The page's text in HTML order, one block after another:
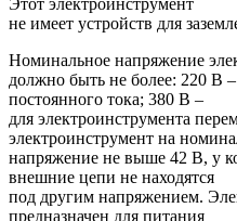
Этот электроинструмент
не имеет устройств для
Номинальное напряжение
должно быть не более: 220 В
постоянного тока; 380 В –
для электроинструмента
электроинструмент на
напряжение не выше 42 В, у
внешние цепи не находятся
под другим напряжением.
предназначен для питания